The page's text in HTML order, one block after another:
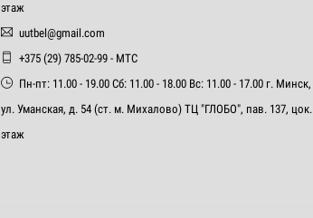
этаж
uutbel@gmail.com
+375 (29) 785-02-99 - МТС
Пн-пт: 11.00 - 19.00 Сб: 11.00 - 18.00 Вс: 11.00 - 17.00 г. Минск,
ул. Уманская, д. 54 (ст. м. Михалово) ТЦ "ГЛОБО", пав. 137, цок.
этаж